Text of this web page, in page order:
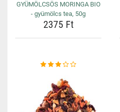
GYÜMÖLCSÖS MORINGA BIO
- gyümölcs tea, 50g
2375 Ft